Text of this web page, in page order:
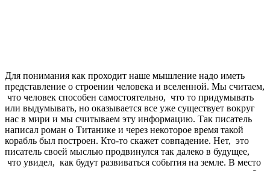
Для понимания как проходит наше мышление надо иметь
представление о строении человека и вселенной. Мы считаем,
что человек способен самостоятельно, что то придумывать
или выдумывать, но оказывается все уже существует вокруг
нас в мири и мы считываем эту информацию. Так писатель
написал роман о Титанике и через некоторое время такой
корабль был построен. Кто-то скажет совпадение. Нет, это
писатель своей мыслью продвинулся так далеко в будущее,
что увидел, как будут развиваться события на земле. В место